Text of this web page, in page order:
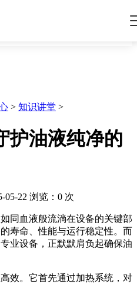
> 知识讲堂 >
护油液纯净的
05-22 浏览： 0 次
同血液般流淌在设备的关键部
寿命、性能与运行稳定性。而
业设备，正默默肩负起确保油
效。它首先通过加热系统，对